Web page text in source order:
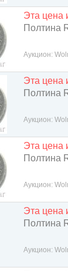
Эта цена
Полтина
Аукцион:
Эта цена
Полтина
Аукцион:
Эта цена
Полтина
Аукцион:
Эта цена
Полтина
Аукцион: